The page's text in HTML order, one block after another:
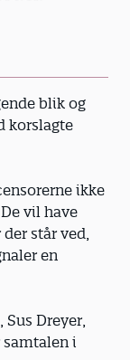
blik og
korslagte
ikke
vil have
står ved,
en
Dreyer,
samtalen i